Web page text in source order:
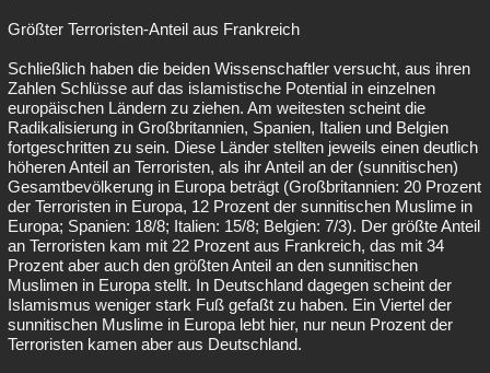
Größter Terroristen-Anteil aus Frankreich
Schließlich haben die beiden Wissenschaftler versucht, aus ihren
Zahlen Schlüsse auf das islamistische Potential in einzelnen
europäischen Ländern zu ziehen. Am weitesten scheint die
Radikalisierung in Großbritannien, Spanien, Italien und Belgien
fortgeschritten zu sein. Diese Länder stellten jeweils einen deutlich
höheren Anteil an Terroristen, als ihr Anteil an der (sunnitischen)
Gesamtbevölkerung in Europa beträgt (Großbritannien: 20 Prozent
der Terroristen in Europa, 12 Prozent der sunnitischen Muslime in
Europa; Spanien: 18/8; Italien: 15/8; Belgien: 7/3). Der größte Anteil
an Terroristen kam mit 22 Prozent aus Frankreich, das mit 34
Prozent aber auch den größten Anteil an den sunnitischen
Muslimen in Europa stellt. In Deutschland dagegen scheint der
Islamismus weniger stark Fuß gefaßt zu haben. Ein Viertel der
sunnitischen Muslime in Europa lebt hier, nur neun Prozent der
Terroristen kamen aber aus Deutschland.